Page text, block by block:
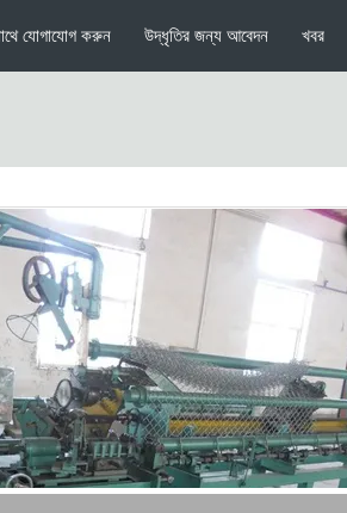
যোগাযোগ করুন উদ্ধৃতির জন্য আবেদন খবর